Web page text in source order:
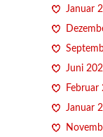
Januar
Juni
Februar
Januar